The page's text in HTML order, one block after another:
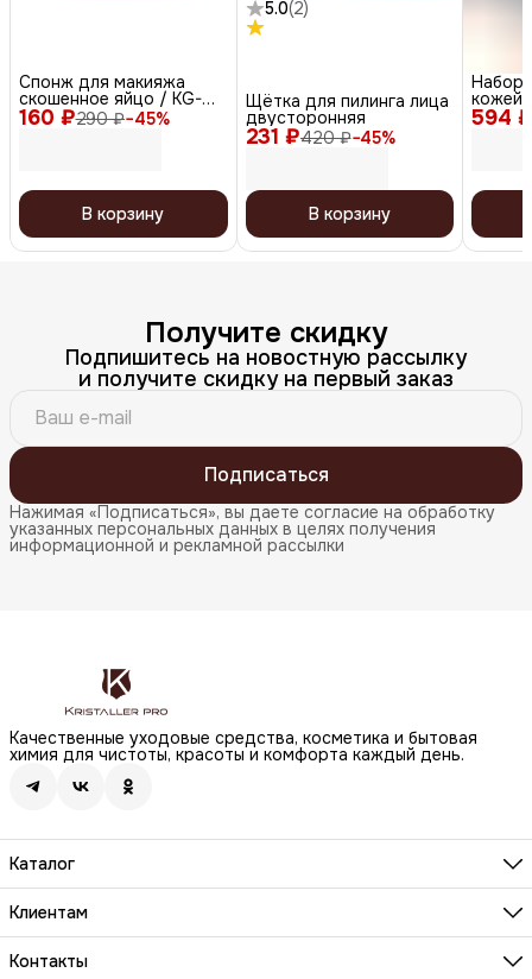
160 ₽290 ₽−45%
Спонж для макияжа
скошенное яйцо / KG-
011, розовый
В корзину
5.0(2)
231 ₽420 ₽−45%
Щётка для пилинга лица
двусторонняя
В корзину
594 ₽
Набор
кожей
x 2, 20
Получите скидку
Подпишитесь на новостную рассылку
и получите скидку на первый заказ
Подписаться
Нажимая «Подписаться», вы даете согласие на обработку
указанных персональных данных в целях получения
информационной и рекламной рассылки
Качественные уходовые средства, косметика и бытовая
химия для чистоты, красоты и комфорта каждый день.
Каталог
Бренды
Волосы
Макияж
Клиентам
О компании
Реквизиты
Контакты